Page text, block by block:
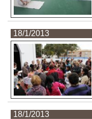
18/1/2013
18/1/2013